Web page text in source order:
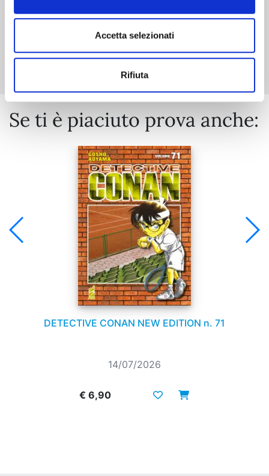
Accetta selezionati
Rifiuta
Se ti è piaciuto prova anche:
DETECTIVE CONAN NEW EDITION n. 71
14/07/2026
€ 6,90